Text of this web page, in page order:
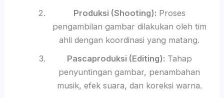
Produksi (Shooting): Proses
pengambilan gambar dilakukan oleh tim
ahli dengan koordinasi yang matang.
Pascaproduksi (Editing): Tahap
penyuntingan gambar, penambahan
musik, efek suara, dan koreksi warna.